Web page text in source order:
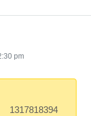
pm
1317818394